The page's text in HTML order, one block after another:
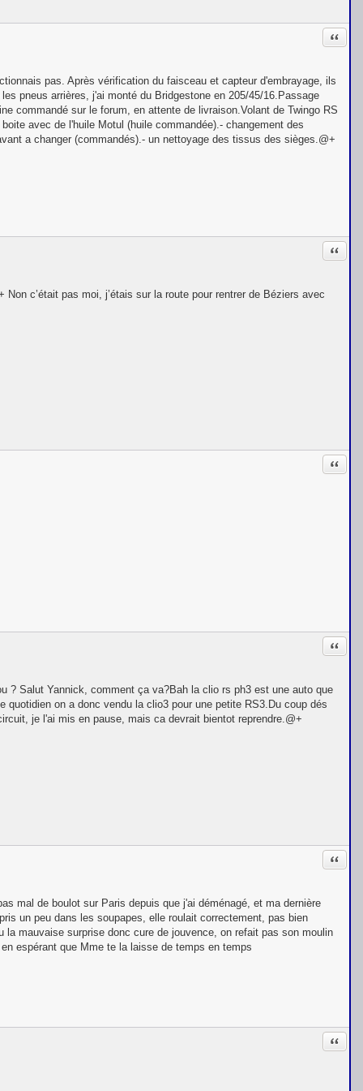
pas. Après vérification du faisceau et capteur d'embrayage, ils
pneus arrières, j'ai monté du Bridgestone en 205/45/16.Passage
commandé sur le forum, en attente de livraison.Volant de Twingo RS
avec de l'huile Motul (huile commandée).- changement des
a changer (commandés).- un nettoyage des tissus des sièges.@+
c’était pas moi, j’étais sur la route pour rentrer de Béziers avec
? Salut Yannick, comment ça va?Bah la clio rs ph3 est une auto que
on a donc vendu la clio3 pour une petite RS3.Du coup dés
je l'ai mis en pause, mais ca devrait bientot reprendre.@+
mal de boulot sur Paris depuis que j'ai déménagé, et ma dernière
un peu dans les soupapes, elle roulait correctement, pas bien
mauvaise surprise donc cure de jouvence, on refait pas son moulin
espérant que Mme te la laisse de temps en temps